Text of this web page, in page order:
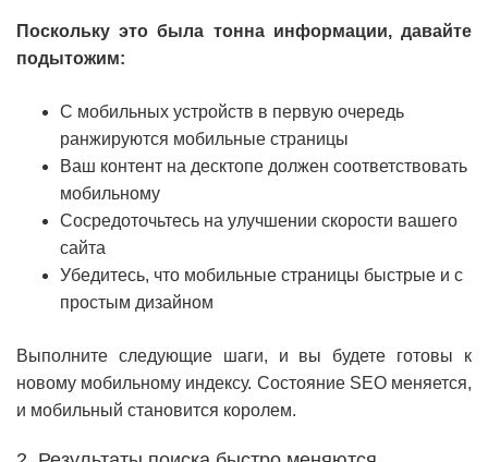
Поскольку это была тонна информации, давайте
подытожим:
С мобильных устройств в первую очередь
ранжируются мобильные страницы
Ваш контент на десктопе должен соответствовать
мобильному
Сосредоточьтесь на улучшении скорости вашего
сайта
Убедитесь, что мобильные страницы быстрые и с
простым дизайном
Выполните следующие шаги, и вы будете готовы к
новому мобильному индексу. Состояние SEO меняется,
и мобильный становится королем.